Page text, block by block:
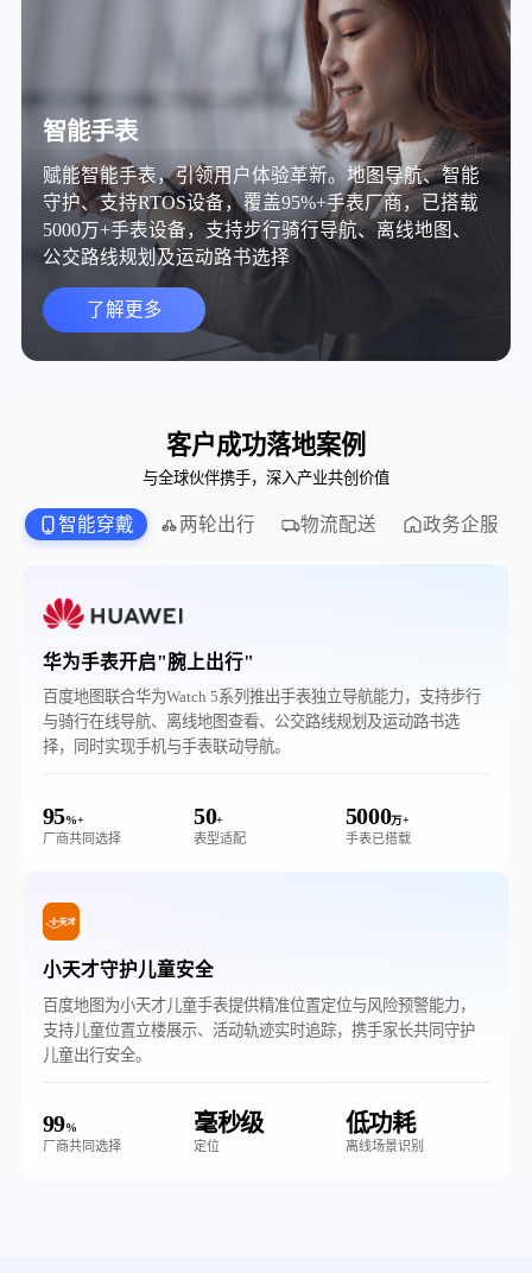
智能手表
赋能智能手表，引领用户体验革新。地图导航、智能
守护、支持RTOS设备，覆盖95%+手表厂商，已搭载
5000万+手表设备，支持步行骑行导航、离线地图、
公交路线规划及运动路书选择
了解更多
客户成功落地案例
与全球伙伴携手，深入产业共创价值
智能穿戴 两轮出行 物流配送 政务企服
华为手表开启"腕上出行"
百度地图联合华为Watch 5系列推出手表独立导航能力，支持步行
与骑行在线导航、离线地图查看、公交路线规划及运动路书选
择，同时实现手机与手表联动导航。
95%+
厂商共同选择
50+
表型适配
5000万+
手表已搭载
小天才守护儿童安全
百度地图为小天才儿童手表提供精准位置定位与风险预警能力，
支持儿童位置立楼展示、活动轨迹实时追踪，携手家长共同守护
儿童出行安全。
99%
厂商共同选择
毫秒级
定位
低功耗
离线场景识别